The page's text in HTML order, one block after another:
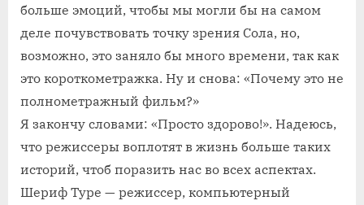
больше эмоций, чтобы мы могли бы на самом
деле почувствовать точку зрения Сола, но,
возможно, это заняло бы много времени, так как
это короткометражка. Ну и снова: «Почему это не
полнометражный фильм?»
Я закончу словами: «Просто здорово!». Надеюсь,
что режиссеры воплотят в жизнь больше таких
историй, чтоб поразить нас во всех аспектах.
Шериф Туре — режиссер, компьютерный